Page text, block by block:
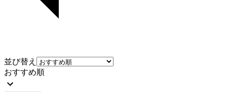
並び替え
おすすめ順